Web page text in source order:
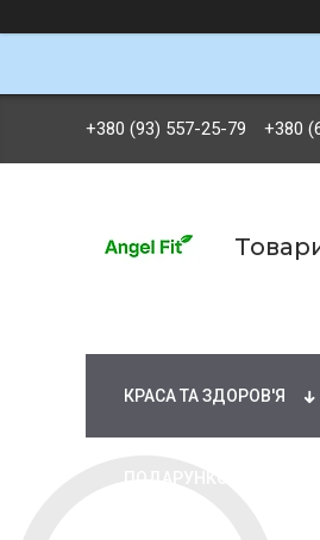
+380 (93) 557-25-79 +380
КРАСА ТА ЗДОРОВ'Я